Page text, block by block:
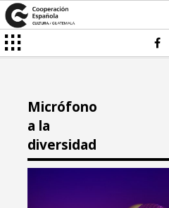
Micrófono
a la
diversidad